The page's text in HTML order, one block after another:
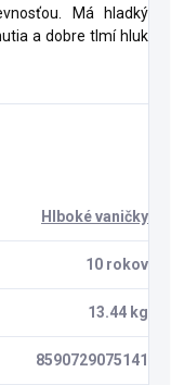
Má hladký
a dobre tlmí hluk
Hlboké vaničky
10 rokov
13.44 kg
8590729075141